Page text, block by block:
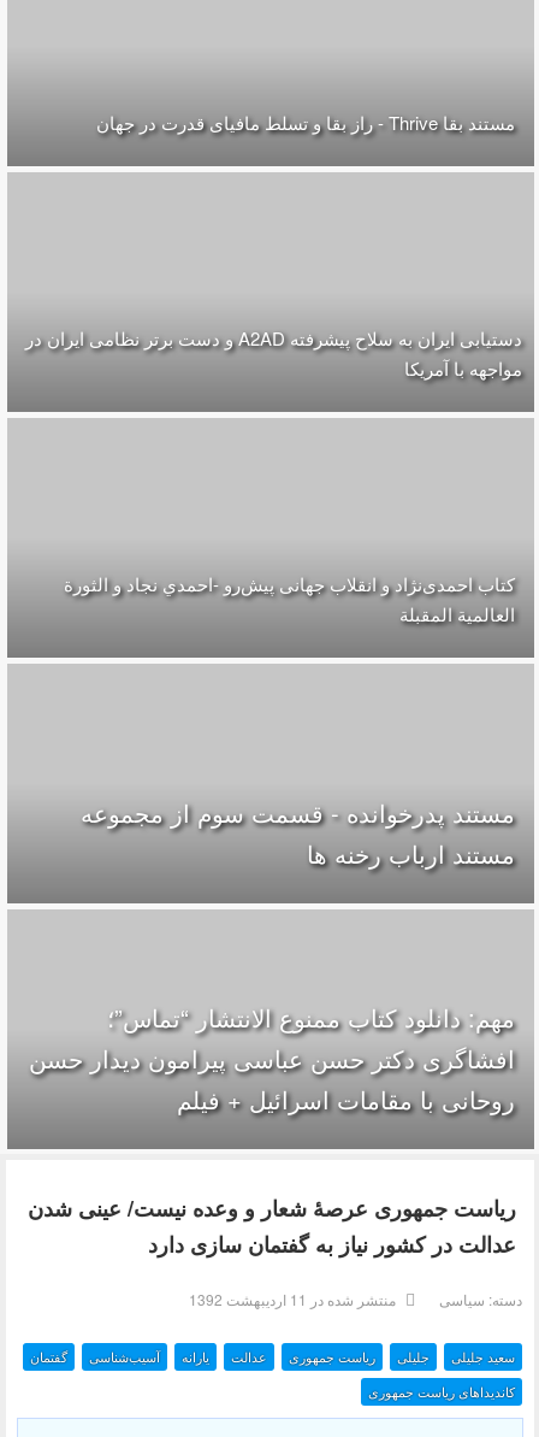
مستند بقا Thrive - راز بقا و تسلط مافیای قدرت در جهان
دستیابی ایران به سلاح پیشرفته A2AD و دست برتر نظامی ایران در
مواجهه با آمریکا
کتاب احمدی‌نژاد و انقلاب جهانی پيش‌رو -احمدي نجاد و الثورة
العالمیة المقبلة
مستند پدرخوانده - قسمت سوم از مجموعه
مستند ارباب رخنه ها
مهم: دانلود کتاب ممنوع الانتشار “تماس”؛
افشاگری دکتر حسن عباسی پیرامون دیدار حسن
روحانی با مقامات اسرائیل + فیلم
ریاست جمهوری عرصهٔ شعار و وعده نیست/ عینی شدن
عدالت در کشور نیاز به گفتمان سازی دارد
دسته: سیاسی منتشر شده در 11 ارديبهشت 1392
سعید جلیلی جلیلی ریاست جمهوری عدالت یارانه
آسیب‌شناسی
کاندیداهای ریاست جمهوری
گفتمان